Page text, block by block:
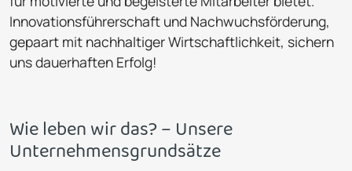
Innovationsführerschaft und Nachwuchsförderung,
gepaart mit nachhaltiger Wirtschaftlichkeit, sichern
uns dauerhaften Erfolg!
Wie leben wir das? – Unsere
Unternehmensgrundsätze